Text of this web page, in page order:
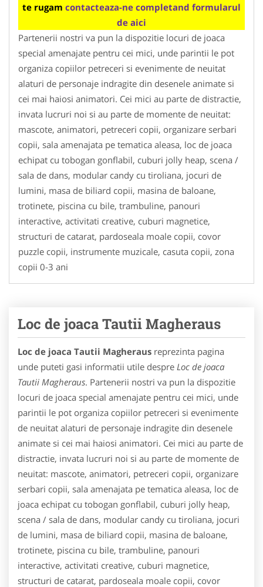
te rugam contacteaza-ne completand formularul
de aici
Partenerii nostri va pun la dispozitie locuri de joaca
special amenajate pentru cei mici, unde parintii le pot
organiza copiilor petreceri si evenimente de neuitat
alaturi de personaje indragite din desenele animate si
cei mai haiosi animatori. Cei mici au parte de distractie,
invata lucruri noi si au parte de momente de neuitat:
mascote, animatori, petreceri copii, organizare serbari
copii, sala amenajata pe tematica aleasa, loc de joaca
echipat cu tobogan gonflabil, cuburi jolly heap, scena /
sala de dans, modular candy cu tiroliana, jocuri de
lumini, masa de biliard copii, masina de baloane,
trotinete, piscina cu bile, trambuline, panouri
interactive, activitati creative, cuburi magnetice,
structuri de catarat, pardoseala moale copii, covor
puzzle copii, instrumente muzicale, casuta copii, zona
copii 0-3 ani
Loc de joaca Tautii Magheraus
Loc de joaca Tautii Magheraus reprezinta pagina
unde puteti gasi informatii utile despre Loc de joaca
Tautii Magheraus. Partenerii nostri va pun la dispozitie
locuri de joaca special amenajate pentru cei mici, unde
parintii le pot organiza copiilor petreceri si evenimente
de neuitat alaturi de personaje indragite din desenele
animate si cei mai haiosi animatori. Cei mici au parte de
distractie, invata lucruri noi si au parte de momente de
neuitat: mascote, animatori, petreceri copii, organizare
serbari copii, sala amenajata pe tematica aleasa, loc de
joaca echipat cu tobogan gonflabil, cuburi jolly heap,
scena / sala de dans, modular candy cu tiroliana, jocuri
de lumini, masa de biliard copii, masina de baloane,
trotinete, piscina cu bile, trambuline, panouri
interactive, activitati creative, cuburi magnetice,
structuri de catarat, pardoseala moale copii, covor